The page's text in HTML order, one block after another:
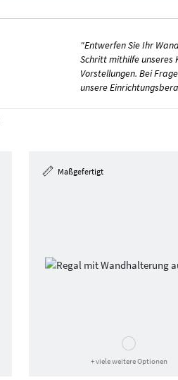
"Entwerfen Sie Ihr
Schritt mithilfe unseres
Vorstellungen. Bei
unsere
Maßgefertigt
+ viele weitere Optionen